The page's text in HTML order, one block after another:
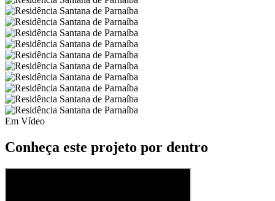
Em Vídeo
Conheça este projeto por dentro